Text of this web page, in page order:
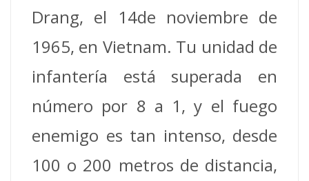
Drang, el 14de noviembre de
1965, en Vietnam. Tu unidad de
infantería está superada en
número por 8 a 1, y el fuego
enemigo es tan intenso, desde
100 o 200 metros de distancia,